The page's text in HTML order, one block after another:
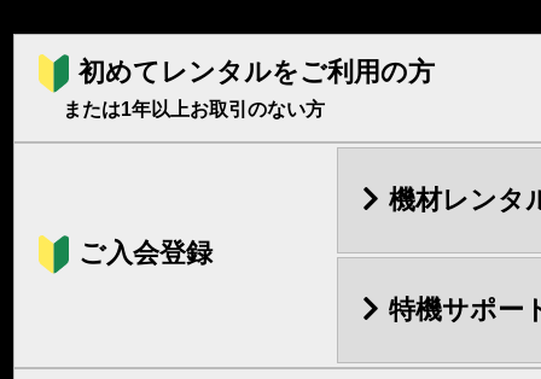
初めてレンタルをご利用の方
または1年以上お取引のない方
ご入会登録
機材レンタ
特機サポー